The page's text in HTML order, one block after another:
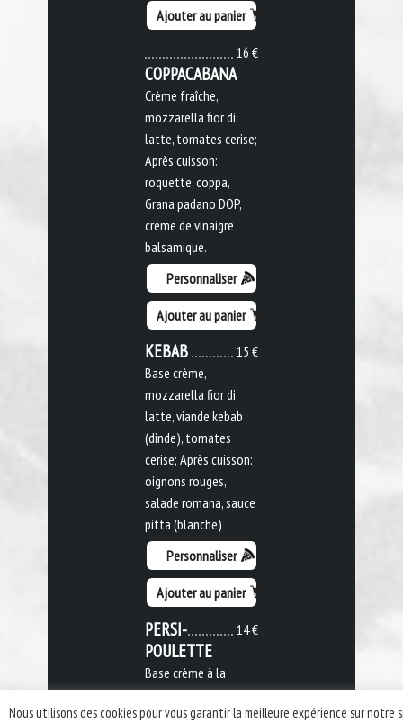
Ajouter au panier
16 €
COPPACABANA
Crème fraîche,
mozzarella fior di
latte, tomates cerise;
Après cuisson:
roquette, coppa,
Grana padano DOP,
crème de vinaigre
balsamique.
Personnaliser
Ajouter au panier
15 €
KEBAB
Base crème,
mozzarella fior di
latte, viande kebab
(dinde), tomates
cerise; Après cuisson:
oignons rouges,
salade romana, sauce
pitta (blanche)
Personnaliser
Ajouter au panier
14 €
PERSI-
POULETTE
Base crème à la
moutarde,
mozzarella fior di
Nous utilisons des cookies pour vous garantir la meilleure expérience sur notre